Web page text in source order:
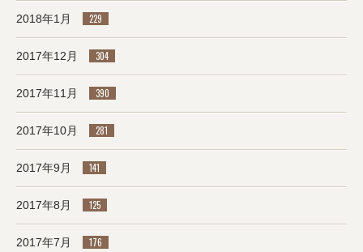
2018年1月 229
2017年12月 304
2017年11月 390
2017年10月 281
2017年9月 141
2017年8月 125
2017年7月 176